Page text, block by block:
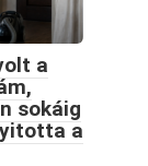
a
sokáig
a